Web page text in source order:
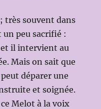
très souvent dans
peu sacrifié :
il intervient au
Mais on sait que
déparer une
et soignée.
ce Melot à la voix